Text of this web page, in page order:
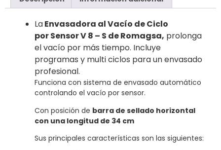
LaEnvasadora al Vacío de Ciclo
por Sensor V 8 – S de Romagsa, prolonga
el vacío por más tiempo. Incluye
programas y multi ciclos para un envasado
profesional.
Funciona con sistema de envasado automático
controlando el vacío por sensor.
Con posición de barra de sellado horizontal
con una longitud de 34 cm
Sus principales características son las siguientes: